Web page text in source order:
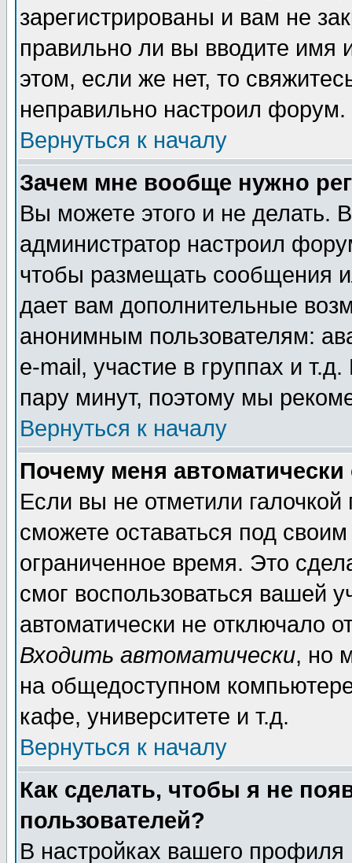
зарегистрированы и вам не
правильно ли вы вводите
этом, если же нет, то
неправильно настроил форум.
Вернуться к началу
Зачем мне вообще нужно
Вы можете этого и не делать.
администратор настроил
чтобы размещать сообщения
дает вам дополнительные
анонимным пользователям:
e-mail, участие в группах и
пару минут, поэтому мы
Вернуться к началу
Почему меня автоматически
Если вы не отметили галочкой
сможете оставаться под
ограниченное время. Это
смог воспользоваться вашей
автоматически не отключало
Входить автоматически, но
на общедоступном
кафе, университете и т.д.
Вернуться к началу
Как сделать, чтобы я не
пользователей?
В настройках вашего